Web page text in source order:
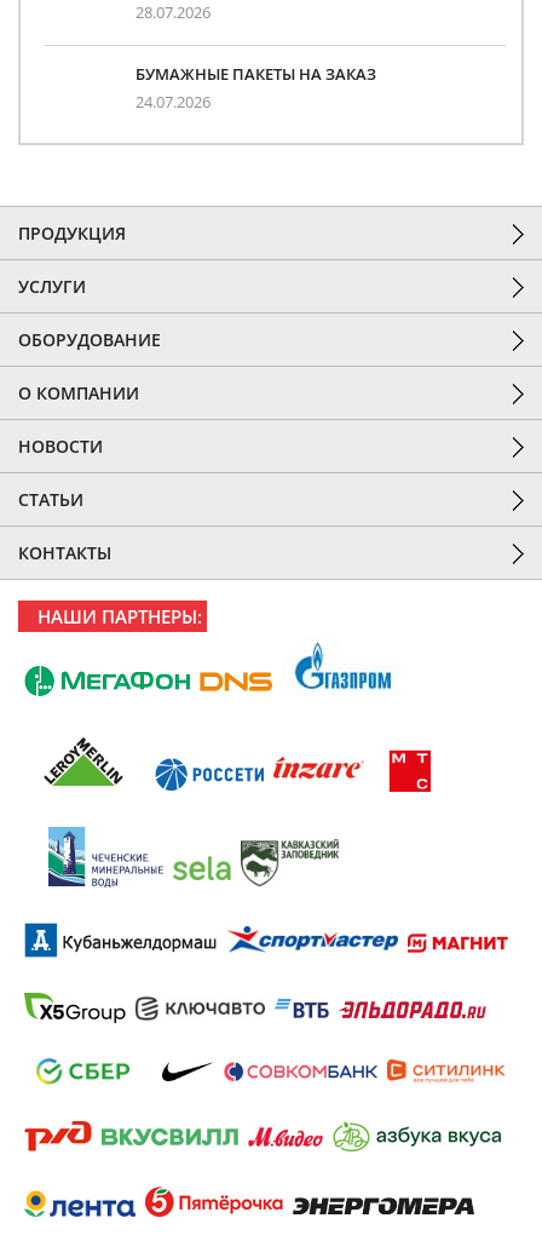
28.07.2026
БУМАЖНЫЕ ПАКЕТЫ НА ЗАКАЗ
24.07.2026
ПРОДУКЦИЯ
УСЛУГИ
ОБОРУДОВАНИЕ
О КОМПАНИИ
НОВОСТИ
СТАТЬИ
КОНТАКТЫ
НАШИ ПАРТНЕРЫ: